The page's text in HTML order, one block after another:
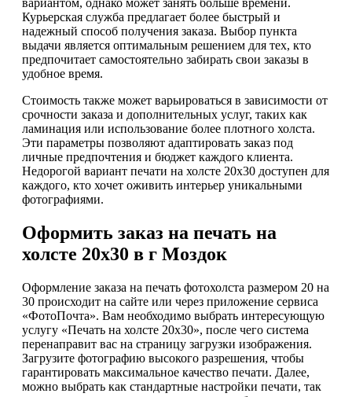
вариантом, однако может занять больше времени.
Курьерская служба предлагает более быстрый и
надежный способ получения заказа. Выбор пункта
выдачи является оптимальным решением для тех, кто
предпочитает самостоятельно забирать свои заказы в
удобное время.
Стоимость также может варьироваться в зависимости от
срочности заказа и дополнительных услуг, таких как
ламинация или использование более плотного холста.
Эти параметры позволяют адаптировать заказ под
личные предпочтения и бюджет каждого клиента.
Недорогой вариант печати на холсте 20х30 доступен для
каждого, кто хочет оживить интерьер уникальными
фотографиями.
Оформить заказ на печать на
холсте 20х30 в г Моздок
Оформление заказа на печать фотохолста размером 20 на
30 происходит на сайте или через приложение сервиса
«ФотоПочта». Вам необходимо выбрать интересующую
услугу «Печать на холсте 20х30», после чего система
перенаправит вас на страницу загрузки изображения.
Загрузите фотографию высокого разрешения, чтобы
гарантировать максимальное качество печати. Далее,
можно выбрать как стандартные настройки печати, так